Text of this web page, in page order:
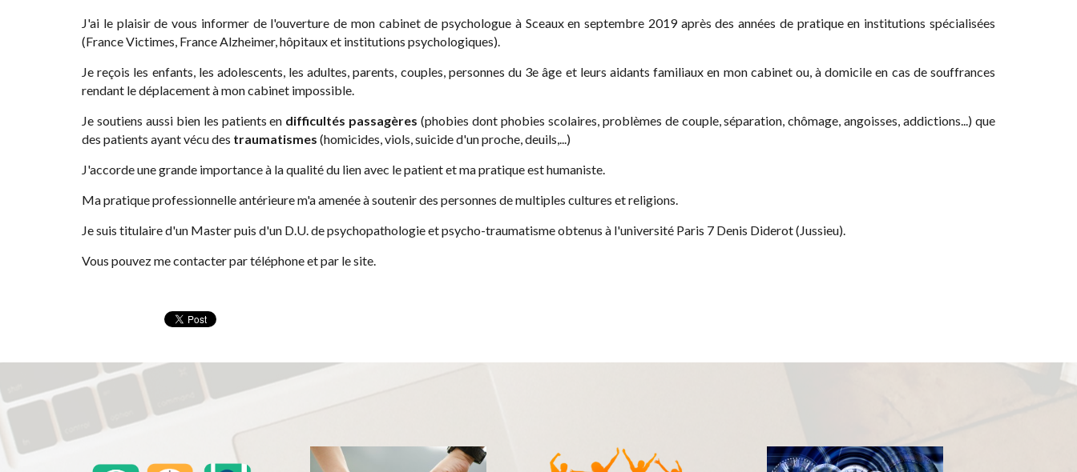
J'ai le plaisir de vous informer de l'ouverture de mon cabinet de psychologue à Sceaux en septembre 2019 après des années de pratique en institutions spécialisées
(France Victimes, France Alzheimer, hôpitaux et institutions psychologiques).
Je reçois les enfants, les adolescents, les adultes, parents, couples, personnes du 3e âge et leurs aidants familiaux en mon cabinet ou, à domicile en cas de souffrances
rendant le déplacement à mon cabinet impossible.
Je soutiens aussi bien les patients en difficultés passagères (phobies dont phobies scolaires, problèmes de couple, séparation, chômage, angoisses, addictions...) que
des patients ayant vécu des traumatismes (homicides, viols, suicide d'un proche, deuils,...)
J'accorde une grande importance à la qualité du lien avec le patient et ma pratique est humaniste.
Ma pratique professionnelle antérieure m'a amenée à soutenir des personnes de multiples cultures et religions.
Je suis titulaire d'un Master puis d'un D.U. de psychopathologie et psycho-traumatisme obtenus à l'université Paris 7 Denis Diderot (Jussieu).
Vous pouvez me contacter par téléphone et par le site.